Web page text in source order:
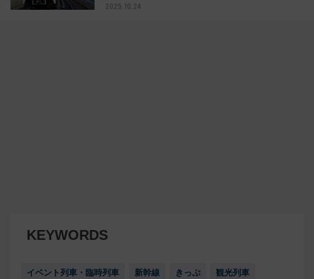
2025.10.24
KEYWORDS
イベント列車・臨時列車 新幹線 きっぷ 観光列車